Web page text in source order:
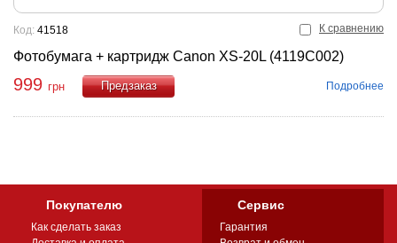
К сравнению
Фотобумага + картридж Canon XS-20L (4119C002)
Код: 41518
999 грн
Подробнее
Покупателю
Как сделать заказ
Сервис
Гарантия